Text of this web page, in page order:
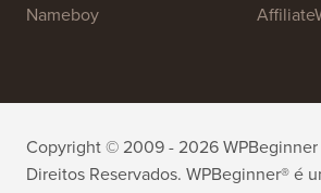
Nameboy
Copyright © 2009 - 2026 WPBeginner
Direitos Reservados. WPBeginner® é